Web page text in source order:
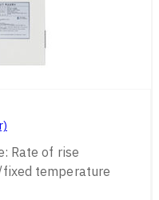
Rate of rise
temperature